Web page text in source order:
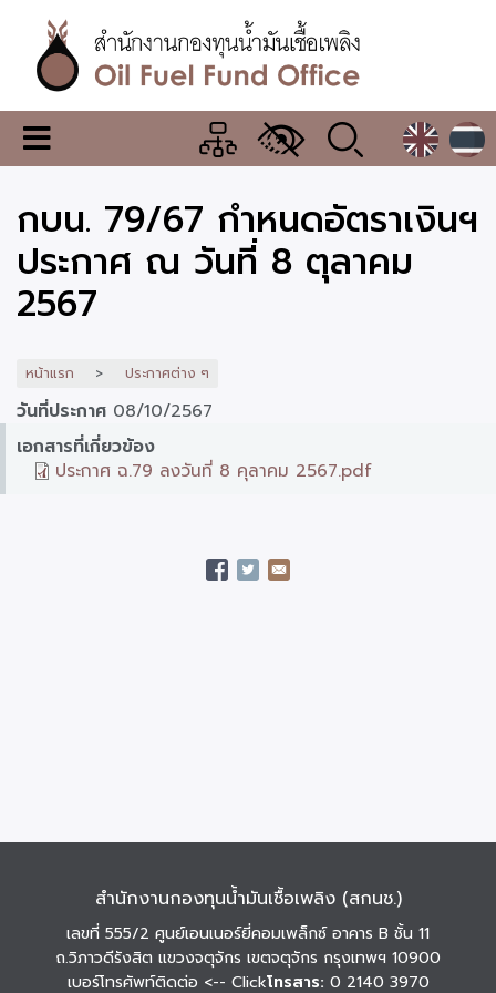
เนื้อหา
หลักสำนักงาน
กองทุน
น้ำมัน
เชื้อ
เพลิง
เมนู
เปลี่ยน
แสดง
ผล
กบน. 79/67 กำหนดอัตราเงินฯ
ประกาศ ณ วันที่ 8 ตุลาคม
2567
หน้าแรก ประกาศต่าง ๆ
วันที่ประกาศ 08/10/2567
เอกสารที่เกี่ยวข้อง
ประกาศ ฉ.79 ลงวันที่ 8 คุลาคม 2567.pdf
สำนักงานกองทุนน้ำมันเชื้อเพลิง (สกนช.)
เลขที่ 555/2 ศูนย์เอนเนอร์ยี่คอมเพล็กซ์ อาคาร B ชั้น 11
ถ.วิภาวดีรังสิต แขวงจตุจักร เขตจตุจักร กรุงเทพฯ 10900
เบอร์โทรศัพท์ติดต่อ <-- Clickโทรสาร: 0 2140 3970